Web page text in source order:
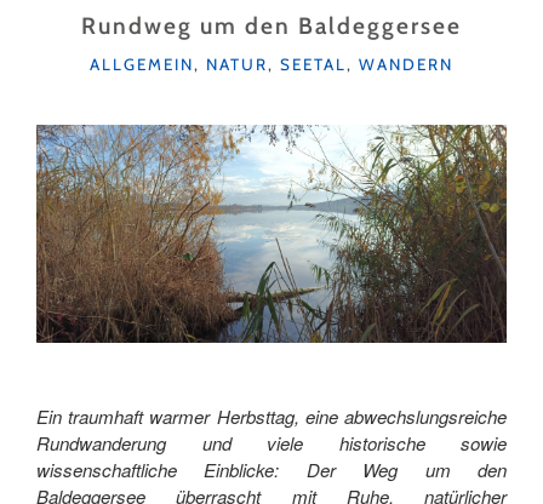
ZWEI
WINTERABENTEUER
URSERNTAL"
Rundweg um den Baldeggersee
KATEGORIEN
ALLGEMEIN, NATUR, SEETAL, WANDERN
Ein traumhaft warmer Herbsttag, eine abwechslungsreiche
Rundwanderung und viele historische sowie
wissenschaftliche Einblicke: Der Weg um den
Baldeggersee überrascht mit Ruhe, natürlicher